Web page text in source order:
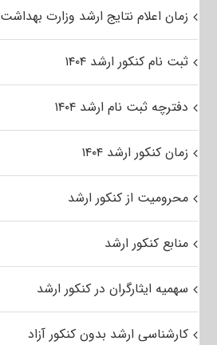
زمان اعلام نتایج ارشد وزارت بهداشت ۱۴۰۳
ثبت نام کنکور ارشد ۱۴۰۴
دفترچه ثبت نام ارشد ۱۴۰۴
زمان کنکور ارشد ۱۴۰۴
محرومیت از کنکور ارشد
منابع کنکور ارشد
سهمیه ایثارگران در کنکور ارشد
کارشناسی ارشد بدون کنکور آزاد